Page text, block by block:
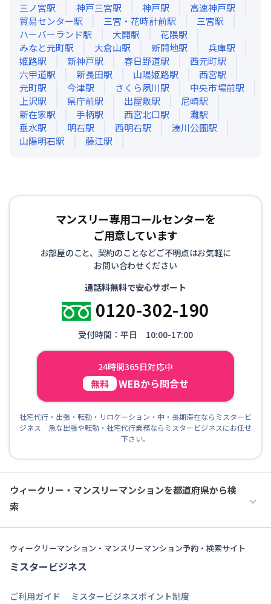
三ノ宮駅 神戸三宮駅 神戸駅 高速神戸駅
貿易センター駅 三宮・花時計前駅 三宮駅
ハーバーランド駅 大開駅 花隈駅
みなと元町駅 大倉山駅 新開地駅 兵庫駅
姫路駅 新神戸駅 春日野道駅 西元町駅
六甲道駅 新長田駅 山陽姫路駅 西宮駅
元町駅 今津駅 さくら夙川駅 中央市場前駅
上沢駅 県庁前駅 出屋敷駅 尼崎駅
新在家駅 手柄駅 西宮北口駅 灘駅
垂水駅 明石駅 西明石駅 湊川公園駅
山陽明石駅 藤江駅
マンスリー専用コールセンターを
ご用意しています
お部屋のこと、契約のことなどご不明点はお気軽に
お問い合わせください
通話料無料で安心サポート
0120-302-190
受付時間：平日 10:00-17:00
24時間365日対応中
無料 WEBから問合せ
社宅代行・出張・転勤・リロケーション・中・長期滞在ならミスタービ
ジネス 急な出張や転勤・社宅代行業務ならミスタービジネスにお任せ
下さい。
ウィークリー・マンスリーマンションを都道府県から検
索
ウィークリーマンション・マンスリーマンション予約・検索サイト
ミスタービジネス
ご利用ガイド ミスタービジネスポイント制度